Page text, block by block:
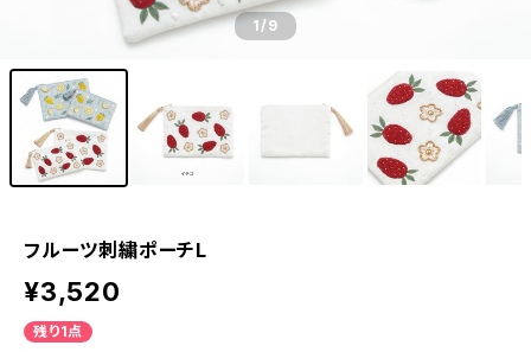
1/9
フルーツ刺繍ポーチL
¥3,520
残り1点